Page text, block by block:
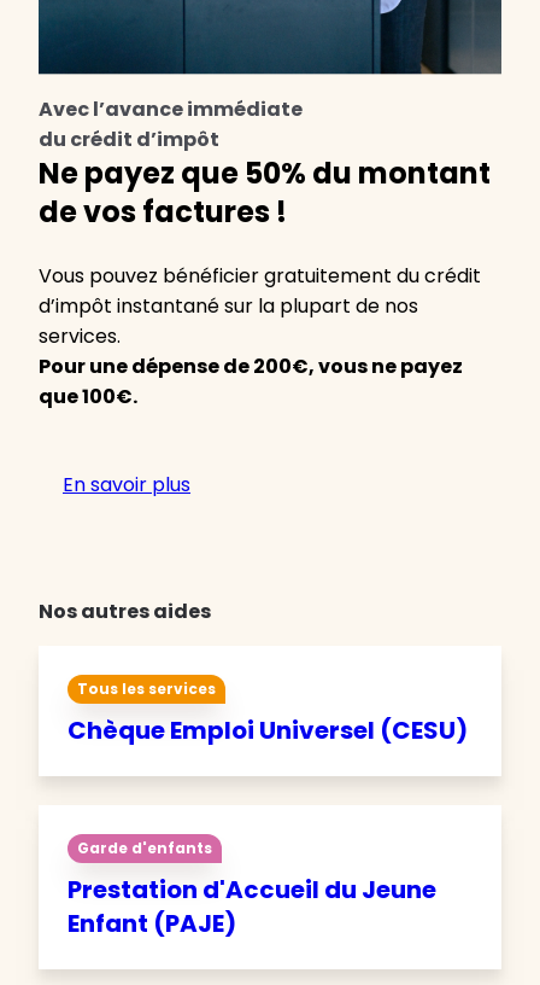
Avec l’avance immédiate
du crédit d’impôt
Ne payez que 50% du montant
de vos factures !
Vous pouvez bénéficier gratuitement du crédit
d’impôt instantané sur la plupart de nos
services.
Pour une dépense de 200€, vous ne payez
que 100€.
En savoir plus
Nos autres aides
Tous les services
Chèque Emploi Universel (CESU)
Garde d'enfants
Prestation d'Accueil du Jeune
Enfant (PAJE)